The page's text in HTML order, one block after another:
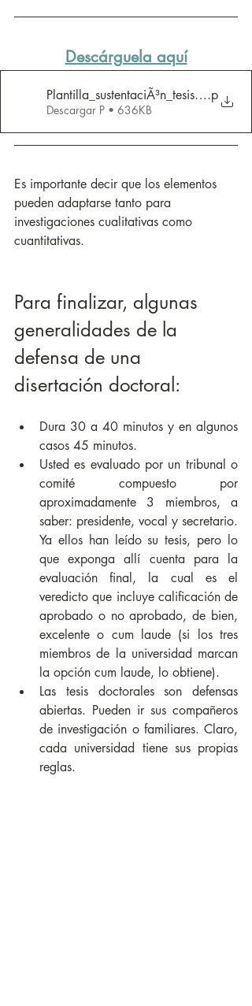
Descárguela aquí
Plantilla_sustentaciÃ³n_tesis_doctoral
.p
Descargar P • 636KB
Es importante decir que los elementos
pueden adaptarse tanto para
investigaciones cualitativas como
cuantitativas.
Para finalizar, algunas
generalidades de la
defensa de una
disertación doctoral:
Dura 30 a 40 minutos y en algunos
casos 45 minutos.
Usted es evaluado por un tribunal o
comité compuesto por
aproximadamente 3 miembros, a
saber: presidente, vocal y secretario.
Ya ellos han leído su tesis, pero lo
que exponga allí cuenta para la
evaluación final, la cual es el
veredicto que incluye calificación de
aprobado o no aprobado, de bien,
excelente o cum laude (si los tres
miembros de la universidad marcan
la opción cum laude, lo obtiene).
Las tesis doctorales son defensas
abiertas. Pueden ir sus compañeros
de investigación o familiares. Claro,
cada universidad tiene sus propias
reglas.